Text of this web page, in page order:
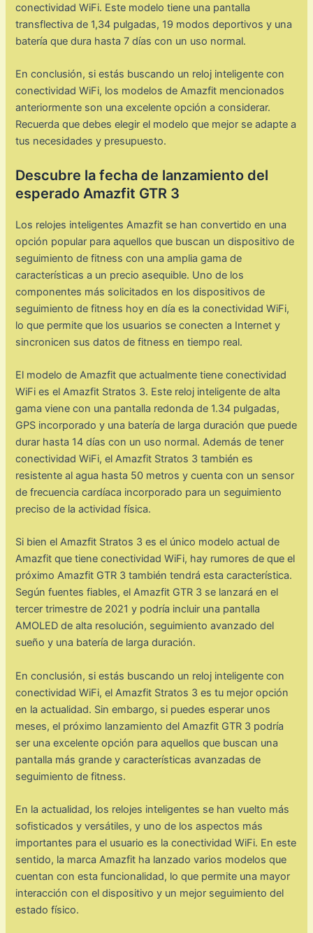
conectividad WiFi. Este modelo tiene una pantalla
transflectiva de 1,34 pulgadas, 19 modos deportivos y una
batería que dura hasta 7 días con un uso normal.
En conclusión, si estás buscando un reloj inteligente con
conectividad WiFi, los modelos de Amazfit mencionados
anteriormente son una excelente opción a considerar.
Recuerda que debes elegir el modelo que mejor se adapte a
tus necesidades y presupuesto.
Descubre la fecha de lanzamiento del
esperado Amazfit GTR 3
Los relojes inteligentes Amazfit se han convertido en una
opción popular para aquellos que buscan un dispositivo de
seguimiento de fitness con una amplia gama de
características a un precio asequible. Uno de los
componentes más solicitados en los dispositivos de
seguimiento de fitness hoy en día es la conectividad WiFi,
lo que permite que los usuarios se conecten a Internet y
sincronicen sus datos de fitness en tiempo real.
El modelo de Amazfit que actualmente tiene conectividad
WiFi es el Amazfit Stratos 3. Este reloj inteligente de alta
gama viene con una pantalla redonda de 1.34 pulgadas,
GPS incorporado y una batería de larga duración que puede
durar hasta 14 días con un uso normal. Además de tener
conectividad WiFi, el Amazfit Stratos 3 también es
resistente al agua hasta 50 metros y cuenta con un sensor
de frecuencia cardíaca incorporado para un seguimiento
preciso de la actividad física.
Si bien el Amazfit Stratos 3 es el único modelo actual de
Amazfit que tiene conectividad WiFi, hay rumores de que el
próximo Amazfit GTR 3 también tendrá esta característica.
Según fuentes fiables, el Amazfit GTR 3 se lanzará en el
tercer trimestre de 2021 y podría incluir una pantalla
AMOLED de alta resolución, seguimiento avanzado del
sueño y una batería de larga duración.
En conclusión, si estás buscando un reloj inteligente con
conectividad WiFi, el Amazfit Stratos 3 es tu mejor opción
en la actualidad. Sin embargo, si puedes esperar unos
meses, el próximo lanzamiento del Amazfit GTR 3 podría
ser una excelente opción para aquellos que buscan una
pantalla más grande y características avanzadas de
seguimiento de fitness.
En la actualidad, los relojes inteligentes se han vuelto más
sofisticados y versátiles, y uno de los aspectos más
importantes para el usuario es la conectividad WiFi. En este
sentido, la marca Amazfit ha lanzado varios modelos que
cuentan con esta funcionalidad, lo que permite una mayor
interacción con el dispositivo y un mejor seguimiento del
estado físico.